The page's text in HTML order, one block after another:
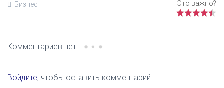
Бизнес
Комментариев нет.
Войдите, чтобы оставить комментарий.